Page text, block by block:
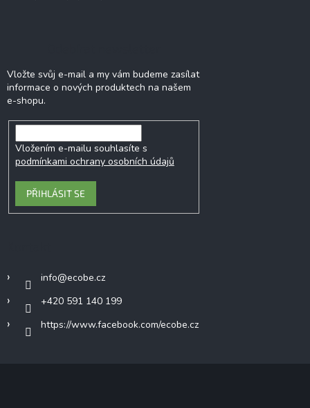
Vložte svůj e-mail a my vám budeme zasílat
informace o nových produktech na našem
e-shopu.
Vložením e-mailu souhlasíte s
podmínkami ochrany osobních údajů
PŘIHLÁSIT SE
info@ecobe.cz
+420 591 140 199
https://www.facebook.com/ecobe.cz